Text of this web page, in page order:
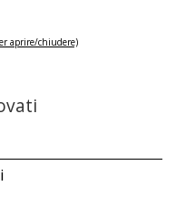
aprire/chiudere)